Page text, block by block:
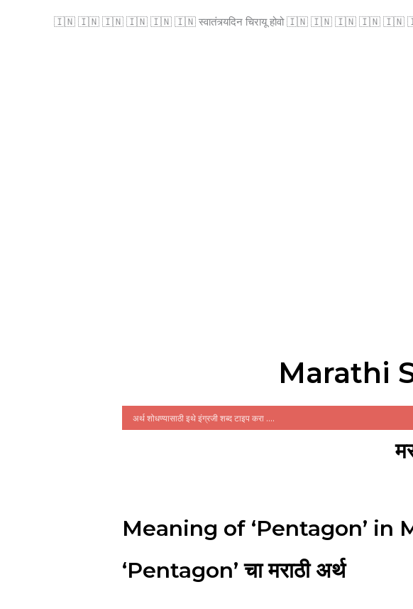
🇮🇳 🇮🇳 🇮🇳 🇮🇳 🇮🇳 🇮🇳 स्वातंत्र्यदिन चिरायू होवो 🇮🇳 🇮🇳 🇮🇳 🇮🇳 🇮🇳 🇮🇳
Marathi
Meaning of ‘Pentagon’ in
‘Pentagon’ चा मराठी अर्थ